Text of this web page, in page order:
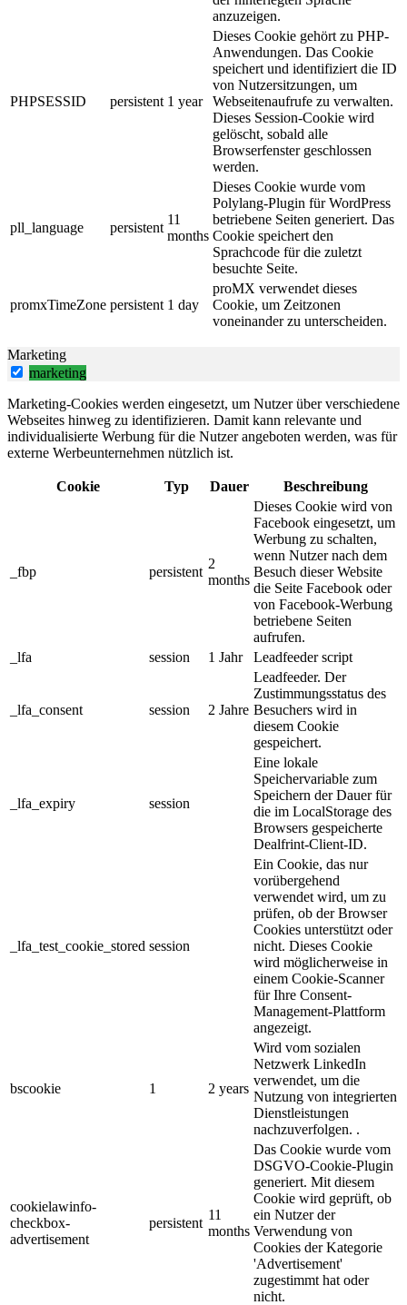
anzuzeigen.
PHPSESSID persistent 1 year
Dieses Cookie gehört zu PHP-
Anwendungen. Das Cookie
speichert und identifiziert die ID
von Nutzersitzungen, um
Webseitenaufrufe zu verwalten.
Dieses Session-Cookie wird
gelöscht, sobald alle
Browserfenster geschlossen
werden.
pll_language persistent
11
months
Dieses Cookie wurde vom
Polylang-Plugin für WordPress
betriebene Seiten generiert. Das
Cookie speichert den
Sprachcode für die zuletzt
besuchte Seite.
promxTimeZone persistent 1 day
proMX verwendet dieses
Cookie, um Zeitzonen
voneinander zu unterscheiden.
Marketing
marketing
Marketing-Cookies werden eingesetzt, um Nutzer über verschiedene
Webseites hinweg zu identifizieren. Damit kann relevante und
individualisierte Werbung für die Nutzer angeboten werden, was für
externe Werbeunternehmen nützlich ist.
Cookie Typ Dauer Beschreibung
_fbp persistent
2
months
Dieses Cookie wird von
Facebook eingesetzt, um
Werbung zu schalten,
wenn Nutzer nach dem
Besuch dieser Website
die Seite Facebook oder
von Facebook-Werbung
betriebene Seiten
aufrufen.
_lfa
session 1 Jahr Leadfeeder script
_lfa_consent session 2 Jahre
Leadfeeder. Der
Zustimmungsstatus des
Besuchers wird in
diesem Cookie
gespeichert.
_lfa_expiry session
Eine lokale
Speichervariable zum
Speichern der Dauer für
die im LocalStorage des
Browsers gespeicherte
Dealfrint-Client-ID.
_lfa_test_cookie_stored session
Ein Cookie, das nur
vorübergehend
verwendet wird, um zu
prüfen, ob der Browser
Cookies unterstützt oder
nicht. Dieses Cookie
wird möglicherweise in
einem Cookie-Scanner
für Ihre Consent-
Management-Plattform
angezeigt.
bscookie 1 2 years
Wird vom sozialen
Netzwerk LinkedIn
verwendet, um die
Nutzung von integrierten
Dienstleistungen
nachzuverfolgen. .
cookielawinfo-
checkbox-
advertisement
persistent
11
months
Das Cookie wurde vom
DSGVO-Cookie-Plugin
generiert. Mit diesem
Cookie wird geprüft, ob
ein Nutzer der
Verwendung von
Cookies der Kategorie
'Advertisement'
zugestimmt hat oder
nicht.